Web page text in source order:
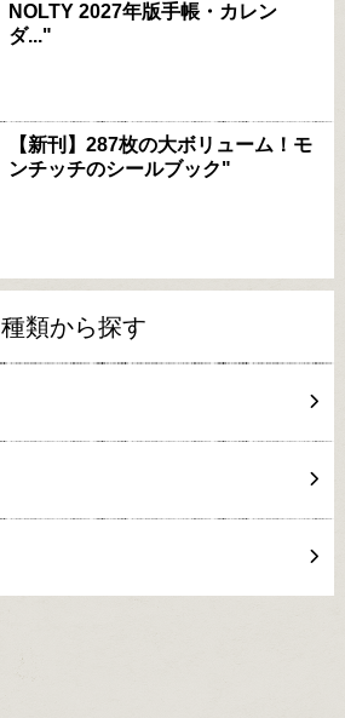
NOLTY 2027年版手帳・カレン
ダ..."
【新刊】287枚の大ボリューム！モ
ンチッチのシールブック"
種類から探す